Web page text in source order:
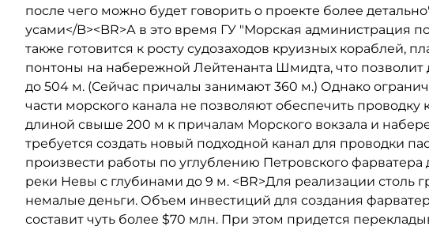
после чего можно будет говорить о проекте более
усами</B><BR>А в это время ГУ "Морская администрация
также готовится к росту судозаходов круизных кораблей,
понтоны на набережной Лейтенанта Шмидта, что
до 504 м. (Сейчас причалы занимают 360 м.) Однако
части морского канала не позволяют обеспечить проводку
длиной свыше 200 м к причалам Морского вокзала и
требуется создать новый подходной канал для проводки
произвести работы по углублению Петровского фарватера
реки Невы с глубинами до 9 м. <BR>Для реализации столь
немалые деньги. Объем инвестиций для создания
составит чуть более $70 млн. При этом придется